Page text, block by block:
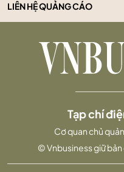
LIÊN HỆ QUẢNG CÁO
Tạp chí
Cơ quan chủ
© Vnbusiness giữ